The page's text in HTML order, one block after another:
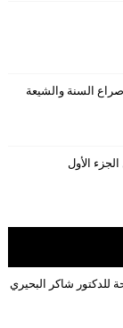
السنة والشيعة
الأول
للدكتور شاكر البحيري